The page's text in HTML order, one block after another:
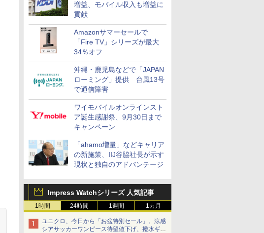
増益、モバイル収入も増益に
貢献
Amazonサマーセールで
「Fire TV」シリーズが最大
34％オフ
沖縄・鹿児島などで「JAPAN
ローミング」提供 台風13号
で通信障害
ワイモバイルオンラインスト
ア誕生感謝祭、9月30日まで
キャンペーン
「ahamo増量」などキャリア
の新施策、IIJ谷脇社長が示す
現状と独自のアドバンテージ
Impress Watchシリーズ 人気記事
1時間 24時間 1週間 1カ月
ユニクロ、今日から「お盆特別セール」。涼感
シアサッカーワンピース待望値下げ、撥水ギア